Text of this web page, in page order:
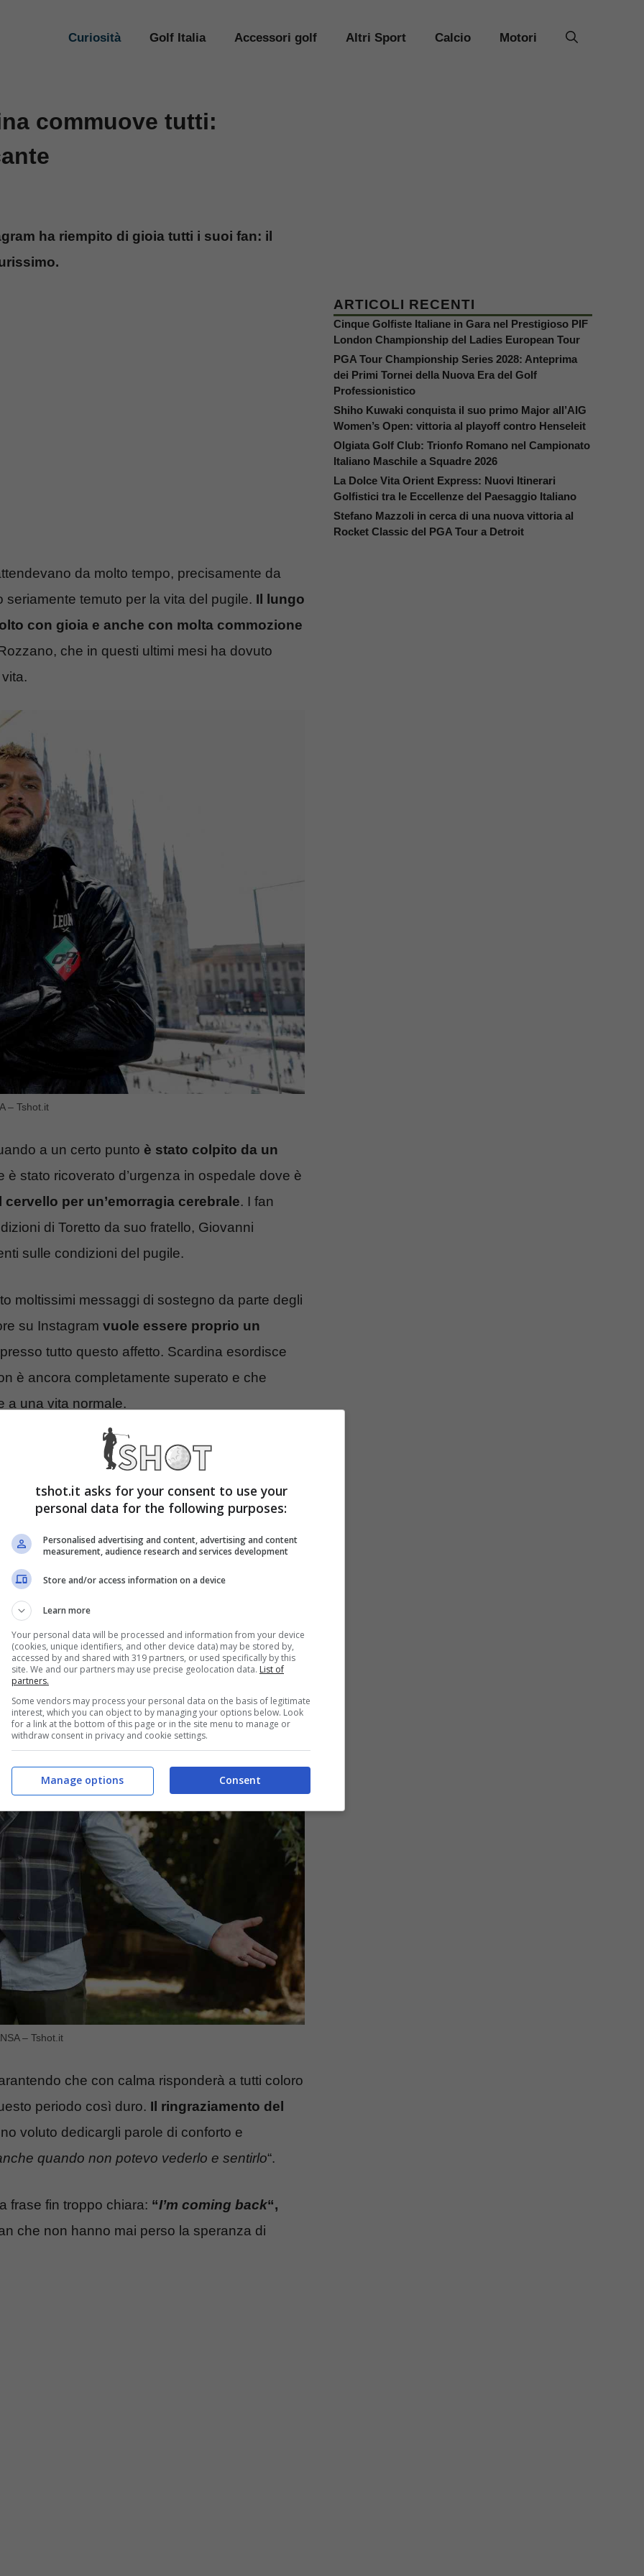
Curiosità Golf Italia Accessori golf Altri Sport Calcio Motori
commuove tutti:
ha riempito di gioia tutti i suoi fan: il
da molto tempo, precisamente da
temuto per la vita del pugile. Il lungo
con gioia e anche con molta commozione
che in questi ultimi mesi ha dovuto
– Tshot.it
a un certo punto è stato colpito da un
è stato ricoverato d’urgenza in ospedale dove è
per un’emorragia cerebrale. I fan
di Toretto da suo fratello, Giovanni
sulle condizioni del pugile.
moltissimi messaggi di sostegno da parte degli
su Instagram vuole essere proprio un
tutto questo affetto. Scardina esordisce
è ancora completamente superato e che
a una vita normale.
su Instagram è
Fede e di essere pertanto
mese fa era in lotta per la sopravvivenza.
tutti i messaggi di supporto perché la
sia a livello fisico che mentale.
– Tshot.it
che con calma risponderà a tutti coloro
periodo così duro. Il ringraziamento del
voluto dedicargli parole di conforto e
quando non potevo vederlo e sentirlo“.
frase fin troppo chiara: “I’m coming back“,
che non hanno mai perso la speranza di
ARTICOLI RECENTI
Cinque Golfiste Italiane in Gara nel Prestigioso PIF
London Championship del Ladies European Tour
PGA Tour Championship Series 2028: Anteprima
dei Primi Tornei della Nuova Era del Golf
Professionistico
Shiho Kuwaki conquista il suo primo Major all’AIG
Women’s Open: vittoria al playoff contro Henseleit
Olgiata Golf Club: Trionfo Romano nel Campionato
Italiano Maschile a Squadre 2026
La Dolce Vita Orient Express: Nuovi Itinerari
Golfistici tra le Eccellenze del Paesaggio Italiano
Stefano Mazzoli in cerca di una nuova vittoria al
Rocket Classic del PGA Tour a Detroit
tshot.it asks for your consent to use your
personal data for the following purposes:
Personalised advertising and content, advertising and content
measurement, audience research and services development
Store and/or access information on a device
Learn more
Your personal data will be processed and information from your device
(cookies, unique identifiers, and other device data) may be stored by,
accessed by and shared with 319 partners, or used specifically by this
site. We and our partners may use precise geolocation data. List of
partners.
Some vendors may process your personal data on the basis of legitimate
interest, which you can object to by managing your options below. Look
for a link at the bottom of this page or in the site menu to manage or
withdraw consent in privacy and cookie settings.
Consent
Manage options